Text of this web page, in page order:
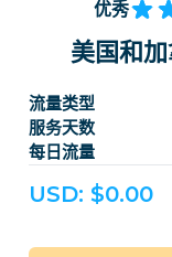
优秀
美国和
流量类型
服务天数
每日流量
USD: $0.00